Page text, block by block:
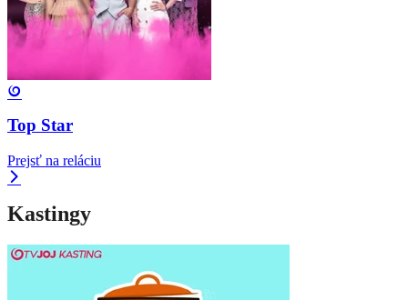
Top Star
Prejsť na reláciu
Kastingy